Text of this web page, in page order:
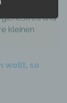
und
kleinen
wollt, so
indirekt,
einer
einer
die